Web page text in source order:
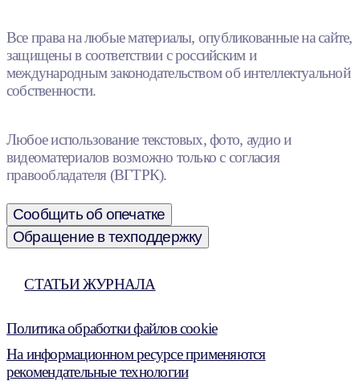
Все права на любые материалы, опубликованные на сайте,
защищены в соответствии с российским и
международным законодательством об интеллектуальной
собственности.
Любое использование текстовых, фото, аудио и
видеоматериалов возможно только с согласия
правообладателя (ВГТРК).
Сообщить об опечатке
Обращение в техподдержку
СТАТЬИ ЖУРНАЛА
Политика обработки файлов cookie
На информационном ресурсе применяются
рекомендательные технологии